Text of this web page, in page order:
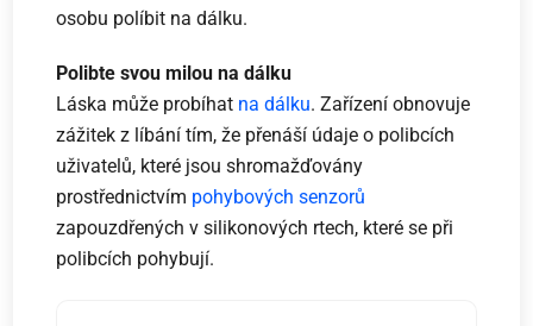
osobu políbit na dálku.
Polibte svou milou na dálku
Láska může probíhat na dálku. Zařízení obnovuje
zážitek z líbání tím, že přenáší údaje o polibcích
uživatelů, které jsou shromažďovány
prostřednictvím pohybových senzorů
zapouzdřených v silikonových rtech, které se při
polibcích pohybují.